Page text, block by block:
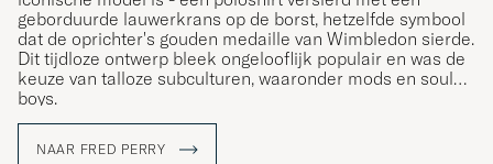
geborduurde lauwerkrans op de borst, hetzelfde symbool
dat de oprichter's gouden medaille van Wimbledon sierde.
Dit tijdloze ontwerp bleek ongelooflijk populair en was de
keuze van talloze subculturen, waaronder mods en soul
boys.
NAAR FRED PERRY